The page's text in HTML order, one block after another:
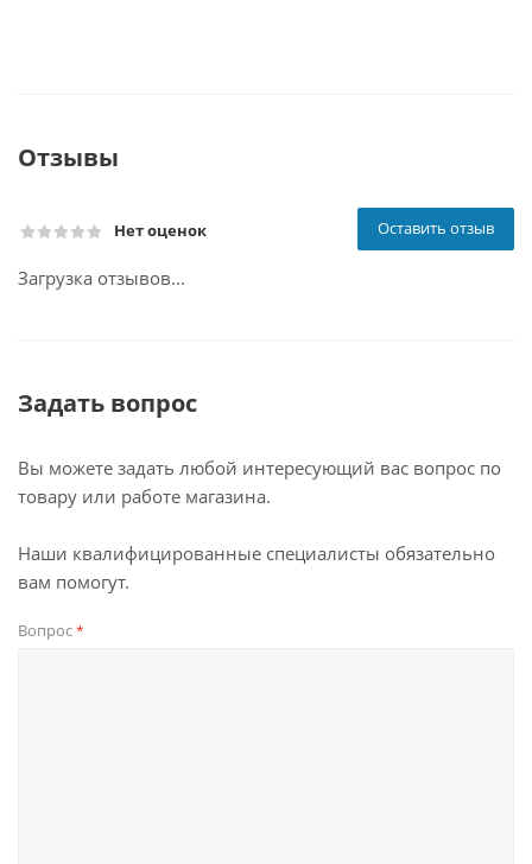
Отзывы
Нет оценок Оставить отзыв
Загрузка отзывов...
Задать вопрос
Вы можете задать любой интересующий вас вопрос по
товару или работе магазина.
Наши квалифицированные специалисты обязательно
вам помогут.
Вопрос*